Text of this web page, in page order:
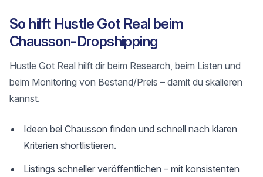
So hilft Hustle Got Real beim
Chausson-Dropshipping
Hustle Got Real hilft dir beim Research, beim Listen und
beim Monitoring von Bestand/Preis – damit du skalieren
kannst.
Ideen bei Chausson finden und schnell nach klaren
Kriterien shortlistieren.
Listings schneller veröffentlichen – mit konsistenten